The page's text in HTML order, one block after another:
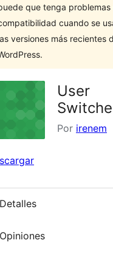
que tenga problemas
cuando se
versiones más recientes
User
Por irenem
Detalles
Opiniones